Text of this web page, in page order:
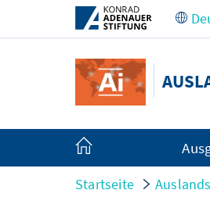
Zum Hauptinhalt springen
Startseite